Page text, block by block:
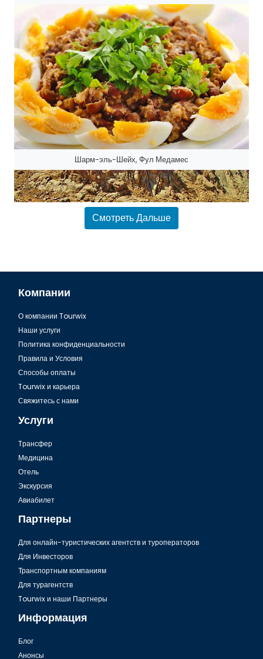
Шарм-эль-Шейх, Фул Медамес
Шарм Эль Шейх, Монастырь Святой Екатерины
Смотреть Дальше
Компании
О компании Tourwix
Наши услуги
Политика конфиденциальности
Правила и Условия
Способы оплаты
Tourwix и карьера
Свяжитесь с нами
Услуги
Tрансфер
Медицина
Отель
Экскурсия
Авиабилет
Партнеры
Для онлайн-туристических агентств и туроператоров
Для Инвесторов
Транспортным компаниям
Для турагентств
Tourwix и наши Партнеры
Информация
Блог
Анонсы